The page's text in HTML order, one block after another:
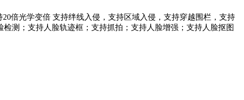
倍光学变倍 支持绊线入侵，支持区域入侵，支持穿越围栏，支持
测；支持人脸轨迹框；支持抓拍；支持人脸增强；支持人脸抠图